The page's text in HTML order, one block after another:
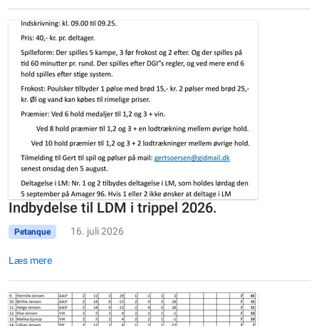
Indbydelse til LDM i trippel 2026.
Petanque 16. juli 2026
Læs mere